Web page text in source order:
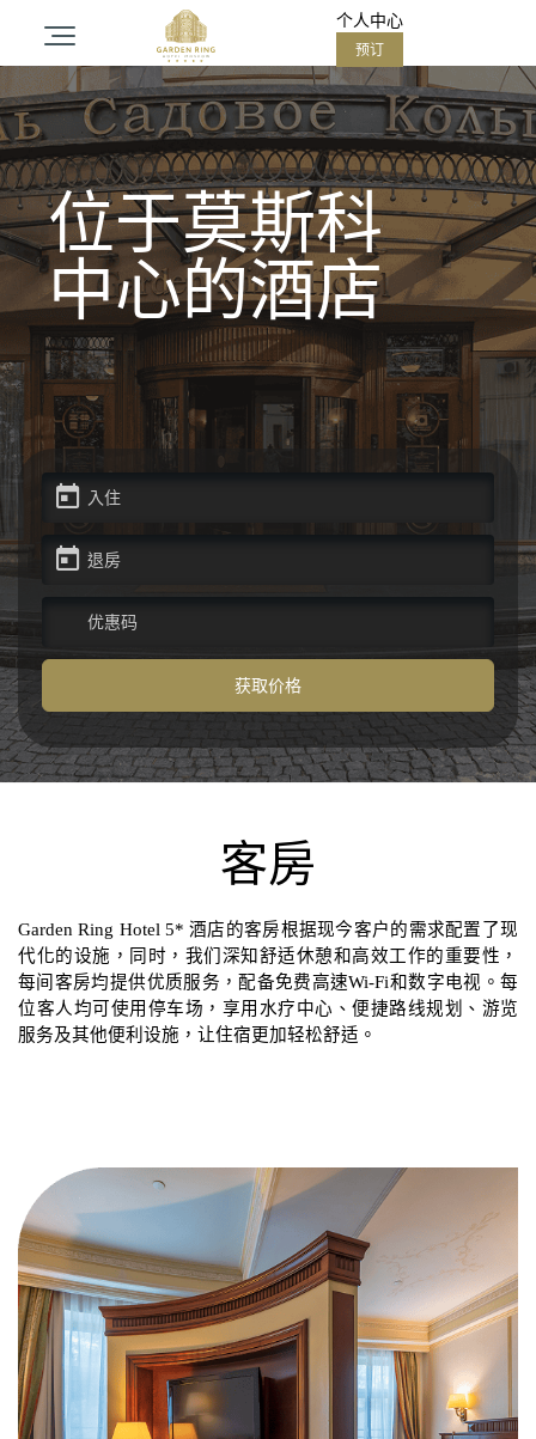
于酒店
房
疗中心
厅
别优惠
作伙伴
系方式
个人中心
预订
位于莫斯科
中心的酒店
获取价格
客房
Garden Ring Hotel 5* 酒店的客房根据现今客户的需求配置了现
代化的设施，同时，我们深知舒适休憩和高效工作的重要性，
每间客房均提供优质服务，配备免费高速Wi-Fi和数字电视。每
位客人均可使用停车场，享用水疗中心、便捷路线规划、游览
服务及其他便利设施，让住宿更加轻松舒适。